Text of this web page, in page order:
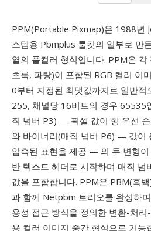
PPM(Portable Pixmap)은 1988년
스템용 Pbmplus 툴킷의 일부로 만
열의 풀컬러 형식입니다. PPM은
초록, 파랑)이 포함된 RGB 컬러 이
0부터 지정된 최댓값까지로 일반적
255, 채널당 16비트의 경우 65535
직 넘버 P3) — 픽셀 값이 행 우선
와 바이너리(매직 넘버 P6) — 값이
압축된 표현을 제공 — 의 두 변형이
반 텍스트 헤더로 시작하며 매직 넘
값을 포함합니다. PPM은 PBM(흑
과 함께 Netpbm 트리오를 완성하
용성 접근 방식을 정의한 변환-처
용 컬러 이미지 중간 형식으로 기능